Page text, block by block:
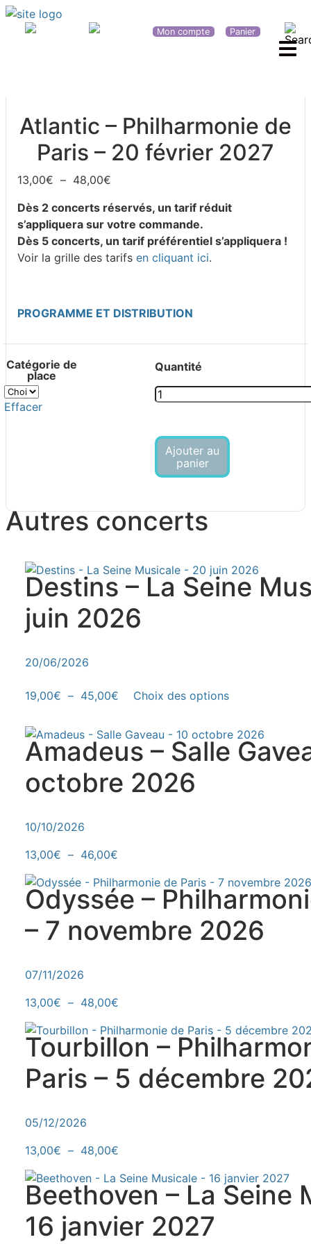
Mon compte Panier
Atlantic – Philharmonie de
Paris – 20 février 2027
13,00€ – 48,00€
Dès 2 concerts réservés, un tarif réduit
s’appliquera sur votre commande.
Dès 5 concerts, un tarif préférentiel s’appliquera !
Voir la grille des tarifs en cliquant ici.
PROGRAMME ET DISTRIBUTION
Catégorie de
place
Effacer
quantité de Atlantic -
Ajouter au
panier
Autres concerts
Destins – La Seine
juin 2026
20/06/2026
19,00€ – 45,00€ Plage de prix : 19,00€ à 45,00€
Choix des options
Amadeus – Salle
octobre 2026
10/10/2026
13,00€ – 46,00€
Odyssée –
– 7 novembre 2026
07/11/2026
13,00€ – 48,00€
Tourbillon –
Paris – 5 décembre
05/12/2026
13,00€ – 48,00€
Beethoven – La Seine
16 janvier 2027